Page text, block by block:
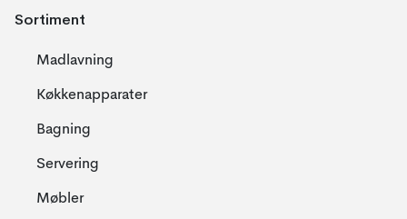
Sortiment
Madlavning
Køkkenapparater
Bagning
Servering
Møbler